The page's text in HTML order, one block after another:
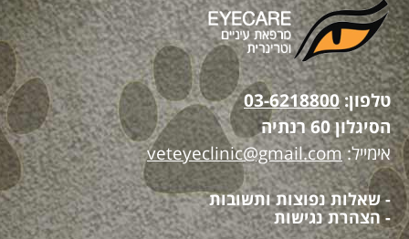
טלפון:03-6218800
הסיגלון 60 רנתיה
אימייל:veteyeclinic@gmail.com
- שאלות נפוצות ותשובות
- הצהרת נגישות